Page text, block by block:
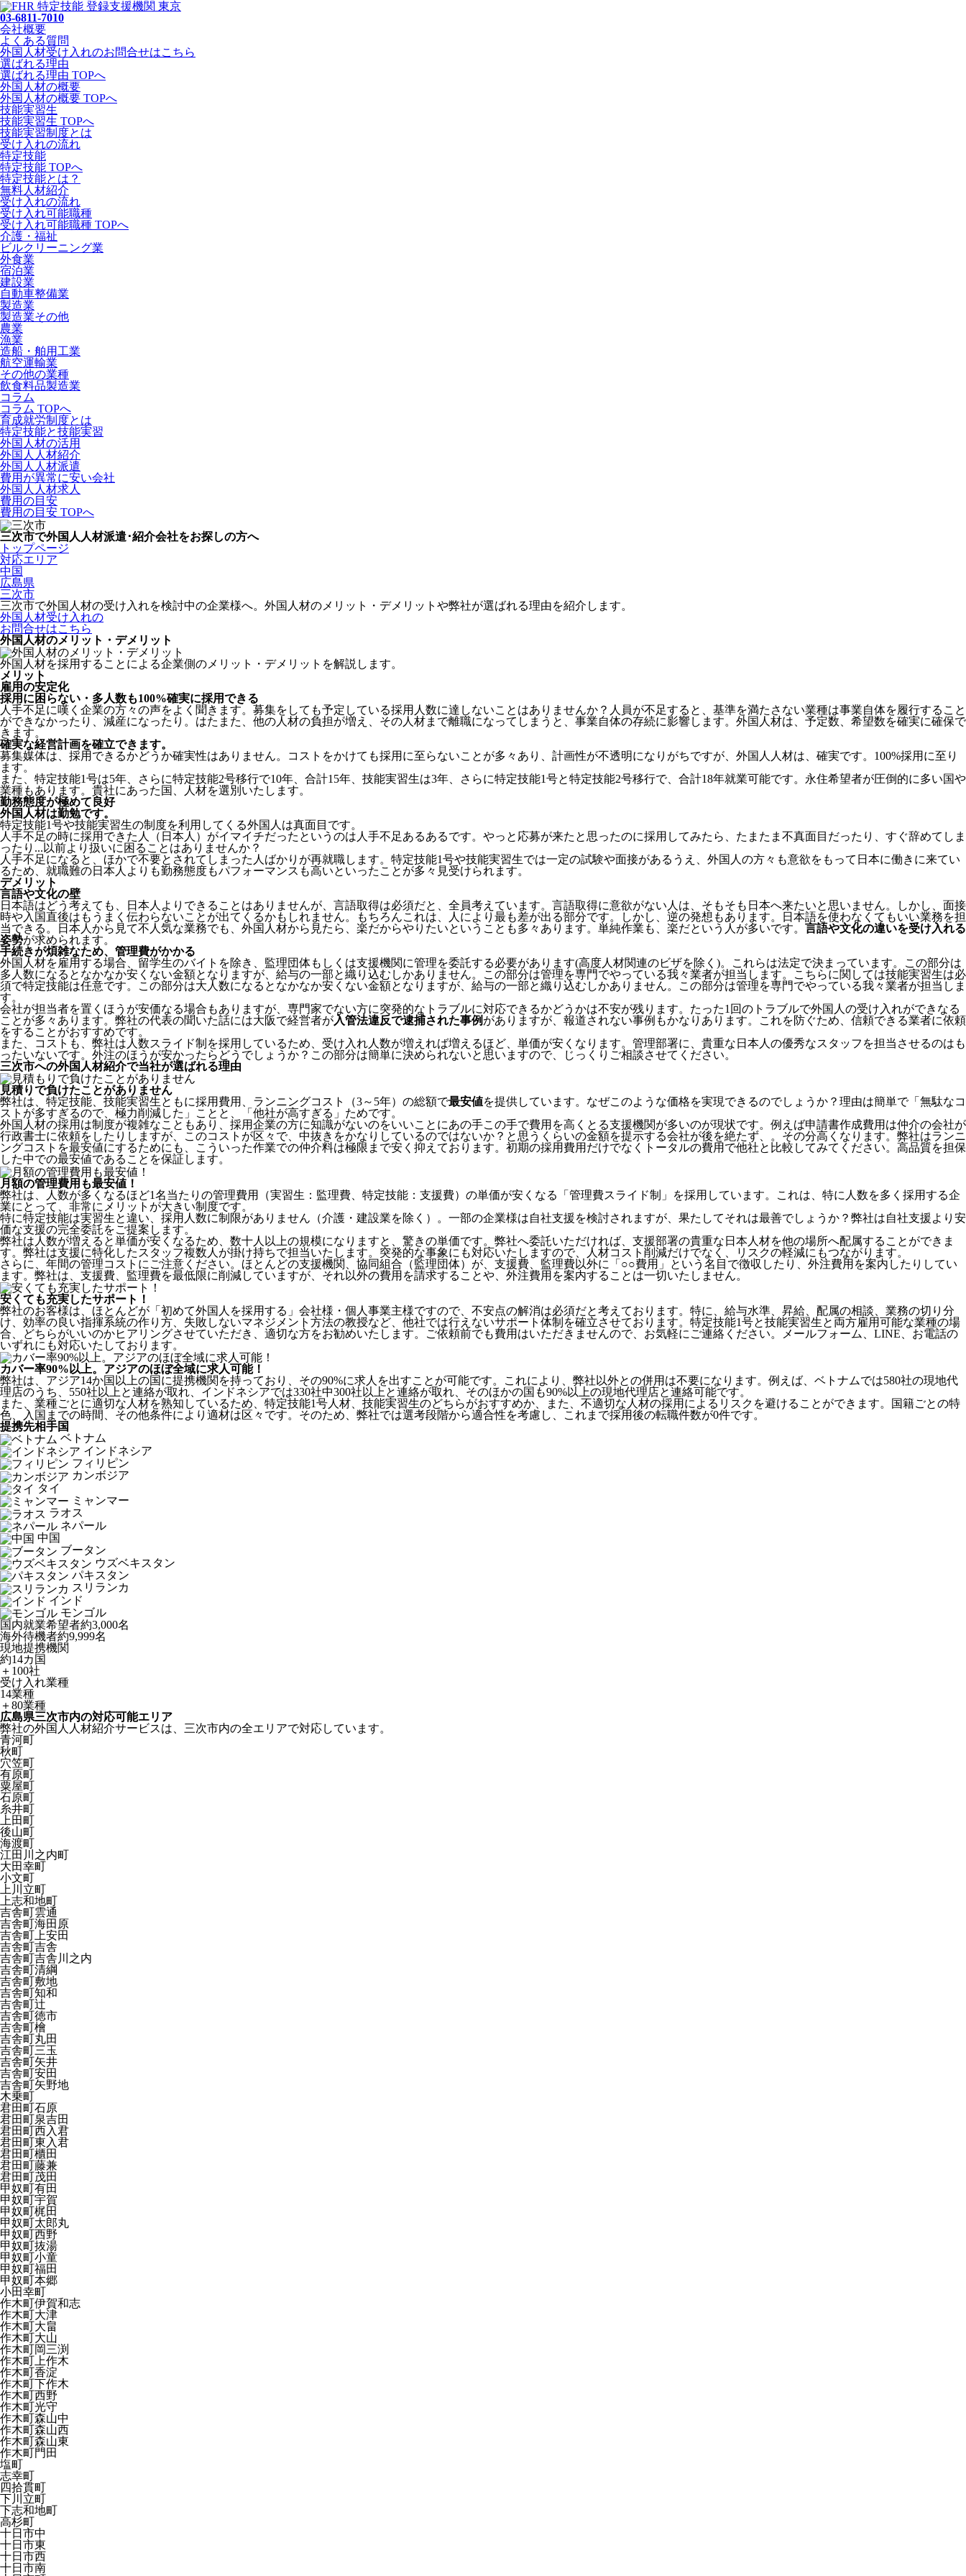
03-6811-7010
会社概要
よくある質問
外国人材受け入れのお問合せはこちら
選ばれる理由
選ばれる理由 TOPへ
外国人材の概要
外国人材の概要 TOPへ
技能実習生
技能実習生 TOPへ
技能実習制度とは
受け入れの流れ
特定技能
特定技能 TOPへ
特定技能とは？
無料人材紹介
受け入れの流れ
受け入れ可能職種
受け入れ可能職種 TOPへ
介護・福祉
ビルクリーニング業
外食業
宿泊業
建設業
自動車整備業
製造業
製造業その他
農業
漁業
造船・舶用工業
航空運輸業
その他の業種
飲食料品製造業
コラム
コラム TOPへ
育成就労制度とは
特定技能と技能実習
外国人材の活用
外国人人材紹介
外国人人材派遣
費用が異常に安い会社
外国人人材求人
費用の目安
費用の目安 TOPへ
三次市で外国人人材派遣･紹介会社をお探しの方へ
トップページ
対応エリア
中国
広島県
三次市
三次市で外国人材の受け入れを検討中の企業様へ。外国人材のメリット・デメリットや弊社が選ばれる理由を紹介します。
外国人材受け入れの
お問合せはこちら
外国人材のメリット・デメリット
外国人材を採用することによる企業側のメリット・デメリットを解説します。
メリット
雇用の安定化
採用に困らない・多人数も100%確実に採用できる
人手不足に嘆く企業の方々の声をよく聞きます。募集をしても予定している採用人数に達しないことはありませんか？人員が不足すると、基準を満たさない業種は事業自体を履行すること
ができなかったり、減産になったり。はたまた、他の人材の負担が増え、その人材まで離職になってしまうと、事業自体の存続に影響します。 外国人材は、予定数、希望数を確実に確保で
きます。
確実な経営計画を確立できます。
募集媒体は、採用できるかどうか確実性はありません。コストをかけても採用に至らないことが多々あり、計画性が不透明になりがちですが、外国人人材は、確実です。100%採用に至り
ます。
また、特定技能1号は5年、さらに特定技能2号移行で10年、合計15年、技能実習生は3年、さらに特定技能1号と特定技能2号移行で、合計18年就業可能です。永住希望者が圧倒的に多い国や
業種もあります。貴社にあった国、人材を選別いたします。
勤務態度が極めて良好
外国人材は勤勉です。
特定技能1号や技能実習生の制度を利用してくる外国人は真面目 です。
人手不足の時に採用できた人（日本人）がイマイチだったというのは人手不足あるあるです。やっと応募が来たと思ったのに採用してみたら、たまたま不真面目だったり、すぐ辞めてしま
ったり...以前より扱いに困ることはありませんか？
人手不足になると、ほかで不要とされてしまった人ばかりが再就職します。特定技能1号や技能実習生では一定の試験や面接があるうえ、外国人の方々も意欲をもって日本に働きに来てい
るため、就職難の日本人よりも勤務態度もパフォーマンスも高いといったことが多々見受けられます。
デメリット
言語や文化の壁
日本語はどう考えても、日本人よりできることはありませんが、言語取得は必須だと、全員考えています。言語取得に意欲がない人は、そもそも日本へ来たいと思いません。しかし、面接
時や入国直後はもうまく伝わらないことが出てくるかもしれません。
もちろんこれは、人により最も差が出る部分です。しかし、逆の発想もあります。日本語を使わなくてもいい業務を担
当できる。日本人から見て不人気な業務でも、外国人材から見たら、楽だからやりたいということも多々あります。単純作業も、楽だという人が多いです。 言語や文化の違いを受け入れる
姿勢が求められます。
手続きが煩雑なため、管理費がかかる
外国人材を雇用する場合、留学生のバイトを除き、 監理団体もしくは支援機関に管理を委託する必要があります(高度人材関連のビザを除く)。これらは法定で決まっています。この部分は
多人数になるとなかなか安くない金額となりますが、給与の一部と織り込むしかありません。この部分は管理を専門でやっている我々業者が担当します。こちらに関しては技能実習生は必
須で特定技能は任意です。この部分は大人数になるとなかなか安くない金額となりますが、給与の一部と織り込むしかありません。この部分は管理を専門でやっている我々業者が担当しま
す。
会社が担当者を置くほうが安価なる場合もありますが、専門家でない方に突発的なトラブルに対応できるかどうかは不安が残ります。たった1回のトラブルで外国人の受け入れができなる
ことが多々あります。弊社の代表の聞いた話には大阪で経営者が入管法違反で逮捕された事例 がありますが、報道されない事例もかなりあります。これを防ぐため、信頼できる業者に依頼
をすることがおすすめです。
また、コストも、弊社は人数スライド制を採用しているため、受け入れ人数が増えれば増えるほど、単価が安くなります。管理部署に、貴重な日本人の優秀なスタッフを担当させるのはも
ったいないです。外注のほうが安かったらどうでしょうか？この部分は簡単に決められないと思いますので、じっくりご相談させてください。
三次市への外国人材紹介で当社が選ばれる理由
見積りで負けたことがありません
弊社は、特定技能、技能実習生ともに採用費用、ランニングコスト（3～5年）の総額で最安値を提供しています。なぜこのような価格を実現できるのでしょうか？理由は簡単で「無駄なコ
ストが多すぎるので、極力削減した」ことと、
「他社が高すぎる」 ためです。
外国人材の採用は制度が複雑なこともあり、採用企業の方に知識がないのをいいことにあの手この手で費用を高くとる支援機関が多いのが現状です。例えば申請書作成費用は仲介の会社が
行政書士に依頼をしたりしますが、このコストが区々で、中抜きをかなりしているのではないか？と思うくらいの金額を提示する会社が後を絶たず、。その分高くなります。弊社はランニ
ングコストを最安値にするためにも、こういった作業での仲介料は極限まで安く抑えております。 初期の採用費用だけでなくトータルの費用で他社と比較してみてください。 高品質を担保
した中での最安値であることを保証します。
月額の管理費用も最安値！
弊社は、
人数が多くなるほど1名当たりの管理費用（実習生：監理費、特定技能：支援費）の単価が安くなる「管理費スライド制」を採用 しています。これは、特に人数を多く採用する企
業にとって、非常にメリットが大きい制度です。
特に特定技能は実習生と違い、採用人数に制限がありません（介護・建設業を除く）。一部の企業様は自社支援を検討されますが、果たしてそれは最善でしょうか？弊社は自社支援より安
価な支援の完全委託をご提案します。
弊社は人数が増えると単価が安くなるため、数十人以上の規模になりますと、驚きの単価です。弊社へ委託いただければ、支援部署の貴重な日本人材を他の場所へ配属することができま
す。弊社は支援に特化したスタッフ複数人が掛け持ちで担当いたします。突発的な事象にも対応いたしますので、人材コスト削減だけでなく、リスクの軽減にもつながります。
さらに、年間の管理コストにご注意ください。ほとんどの支援機関、協同組合（監理団体）が、支援費、監理費以外に「○○費用」という名目で徴収したり、外注費用を案内したりしてい
ます。弊社は、支援費、監理費を最低限に削減していますが、それ以外の費用を請求することや、外注費用を案内することは一切いたしません。
安くても充実したサポート！
弊社のお客様は、ほとんどが 「初めて外国人を採用する」 会社様・個人事業主様ですので、不安点の解消は必須だと考えております。特に、給与水準、昇給、配属の相談、業務の切り分
け、効率の良い指揮系統の作り方、失敗しないマネジメント方法の教授など、 他社では行えないサポート体制 を確立させております。特定技能1号と技能実習生と両方雇用可能な業種の場
合、どちらがいいのかヒアリングさせていただき、適切な方をお勧めいたします。ご依頼前でも費用はいただきませんので、お気軽にご連絡ください。メールフォーム、LINE、お電話の
いずれにも対応いたしております。
カバー率90%以上。アジアのほぼ全域に求人可能！
弊社は、 アジア14か国以上の国に提携機関を持っており、その90%に求人を出すことが可能です。これにより、弊社以外との併用は不要になります。例えば、ベトナムでは580社の現地代
理店のうち、550社以上と連絡が取れ、インドネシアでは330社中300社以上と連絡が取れ、そのほかの国も90%以上の現地代理店と連絡可能です。
また、業種ごとに適切な人材を熟知しているため、特定技能1号人材、技能実習生のどちらがおすすめか、また、不適切な人材の採用によるリスクを避けることができます。国籍ごとの特
色、入国までの時間、その他条件により適材は区々です。そのため、弊社では選考段階から適合性を考慮し、これまで採用後の転職件数が0件です。
提携先相手国
ベトナム
インドネシア
フィリピン
カンボジア
タイ
ミャンマー
ラオス
ネパール
中国
ブータン
ウズベキスタン
パキスタン
スリランカ
インド
モンゴル
国内就業希望者約3,000名
海外待機者約9,999名
現地提携機関
約14カ国
＋100社
受け入れ業種
14業種
＋80業種
広島県三次市内の対応可能エリア
弊社の外国人人材紹介サービスは、三次市内の全エリアで対応しています。
青河町
秋町
穴笠町
有原町
粟屋町
石原町
糸井町
上田町
後山町
海渡町
江田川之内町
大田幸町
小文町
上川立町
上志和地町
吉舎町雲通
吉舎町海田原
吉舎町上安田
吉舎町吉舎
吉舎町吉舎川之内
吉舎町清綱
吉舎町敷地
吉舎町知和
吉舎町辻
吉舎町徳市
吉舎町檜
吉舎町丸田
吉舎町三玉
吉舎町矢井
吉舎町安田
吉舎町矢野地
木乗町
君田町石原
君田町泉吉田
君田町西入君
君田町東入君
君田町櫃田
君田町藤兼
君田町茂田
甲奴町有田
甲奴町宇賀
甲奴町梶田
甲奴町太郎丸
甲奴町西野
甲奴町抜湯
甲奴町小童
甲奴町福田
甲奴町本郷
小田幸町
作木町伊賀和志
作木町大津
作木町大畠
作木町大山
作木町岡三渕
作木町上作木
作木町香淀
作木町下作木
作木町西野
作木町光守
作木町森山中
作木町森山西
作木町森山東
作木町門田
塩町
志幸町
四拾貫町
下川立町
下志和地町
高杉町
十日市中
十日市東
十日市西
十日市南